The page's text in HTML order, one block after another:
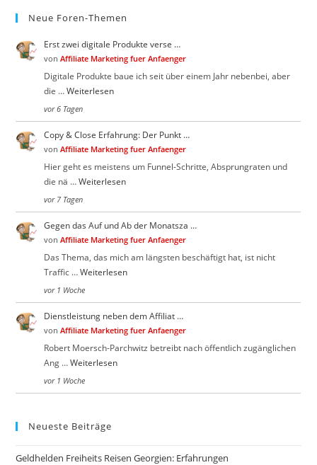
Neue Foren-Themen
Erst zwei digitale Produkte verse …
vonAffiliate Marketing fuer Anfaenger
Digitale Produkte baue ich seit über einem Jahr nebenbei, aber
die …Weiterlesen
vor 6 Tagen
Copy & Close Erfahrung: Der Punkt …
vonAffiliate Marketing fuer Anfaenger
Hier geht es meistens um Funnel-Schritte, Absprungraten und
die nä …Weiterlesen
vor 7 Tagen
Gegen das Auf und Ab der Monatsza …
vonAffiliate Marketing fuer Anfaenger
Das Thema, das mich am längsten beschäftigt hat, ist nicht
Traffic …Weiterlesen
vor 1 Woche
Dienstleistung neben dem Affiliat …
vonAffiliate Marketing fuer Anfaenger
Robert Moersch-Parchwitz betreibt nach öffentlich zugänglichen
Ang …Weiterlesen
vor 1 Woche
Neueste Beiträge
Geldhelden Freiheits Reisen Georgien: Erfahrungen